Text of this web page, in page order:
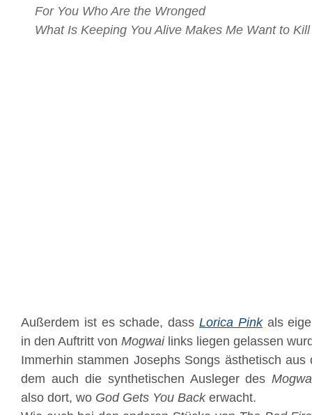
For You Who Are the Wronged
What Is Keeping You Alive Makes Me Want to
Außerdem ist es schade, dass Lorica Pinkals
in den Auftritt von Mogwailinks liegen gelassen
Immerhin stammen Josephs Songs ästhetisch aus
dem auch die synthetischen Ausleger des
also dort, wo God Gets You Backerwacht.